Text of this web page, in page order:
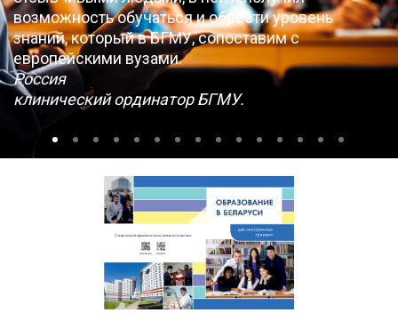
возможность обучаться и обрести уровень
знаний, который в БГМУ, сопоставим с
европейскими вузами.
Россия
клинический ординатор БГМУ.